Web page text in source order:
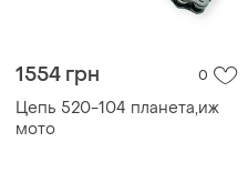
1554 грн 0
Цепь 520-104 планета,иж
мото